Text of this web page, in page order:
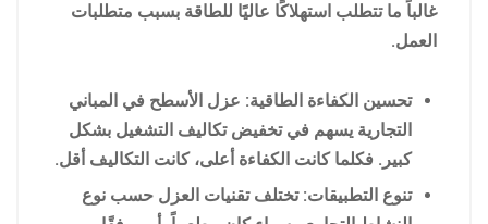
غالباً ما تتطلب استهلاكًا عاليًا للطاقة بسبب متطلبات
العمل.
تحسين الكفاءة الطاقية: عزل الأسطح في المباني
التجارية يسهم في تخفيض تكاليف التشغيل بشكل
كبير. فكلما كانت الكفاءة أعلى، كانت التكاليف أقل.
تنوع التطبيقات: تختلف تقنيات العزل حسب نوع